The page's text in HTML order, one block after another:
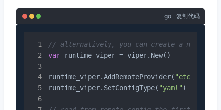
go 复制代码
// alternatively, you can create a new
var runtime_viper = viper.New()
runtime_viper.AddRemoteProvider( "etcd"
runtime_viper.SetConfigType( "yaml" )